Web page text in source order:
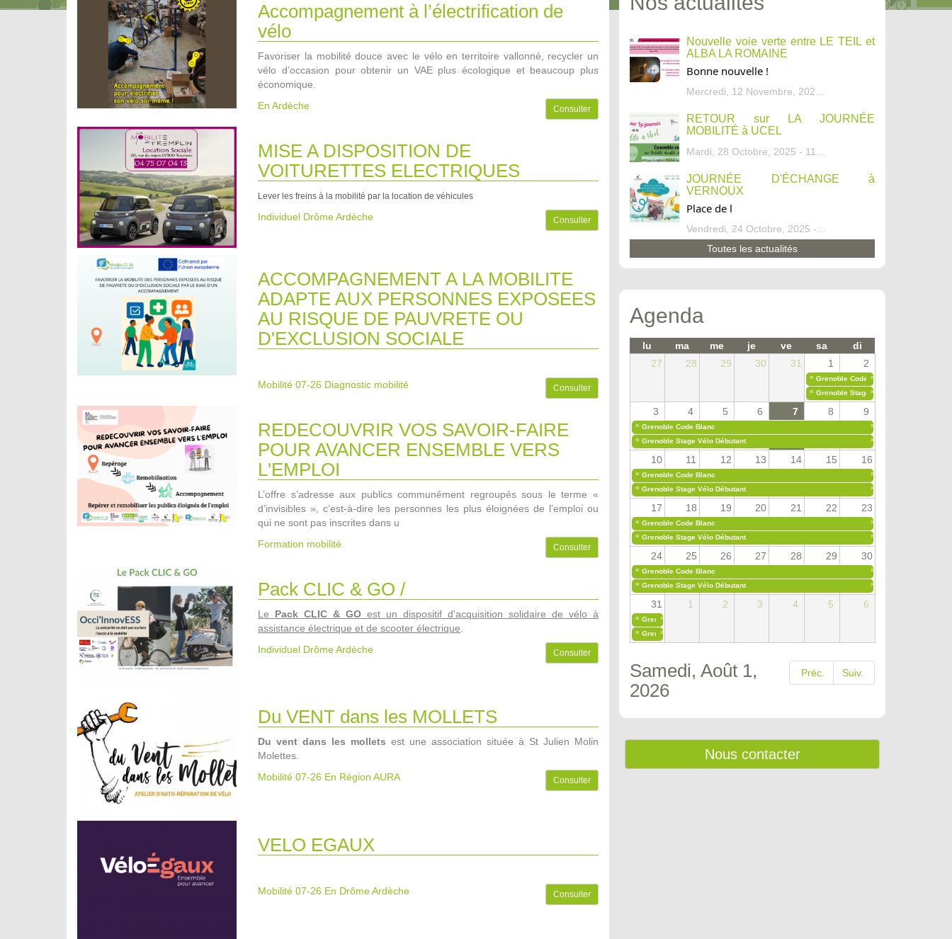
Accompagnement à l’électrification de
vélo
Favoriser la mobilité douce avec le vélo en territoire vallonné, recycler un
vélo d’occasion pour obtenir un VAE plus écologique et beaucoup plus
économique.
En Ardèche
Consulter
MISE A DISPOSITION DE
VOITURETTES ELECTRIQUES
Lever les freins à la mobilité par la location de véhicules
Individuel Drôme Ardèche Consulter
ACCOMPAGNEMENT A LA MOBILITE
ADAPTE AUX PERSONNES EXPOSEES
AU RISQUE DE PAUVRETE OU
D'EXCLUSION SOCIALE
Mobilité 07-26 Diagnostic mobilité Consulter
REDECOUVRIR VOS SAVOIR-FAIRE
POUR AVANCER ENSEMBLE VERS
L'EMPLOI
L’offre s’adresse aux publics communément regroupés sous le terme «
d’invisibles », c’est-à-dire les personnes les plus éloignées de l’emploi ou
qui ne sont pas inscrites dans u
Formation mobilité
Consulter
Pack CLIC & GO /
Le Pack CLIC & GO est un dispositif d'acquisition solidaire de vélo à
assistance électrique et de scooter électrique
Individuel Drôme Ardèche
Consulter
Du VENT dans les MOLLETS
Du vent dans les mollets est une association située à St Julien Molin
Molettes.
Mobilité 07-26 En Région AURA Consulter
VELO EGAUX
Mobilité 07-26 En Drôme Ardèche Consulter
Nouvelle voie verte entre LE TEIL et
ALBA LA ROMAINE
Bonne nouvelle !
RETOUR sur LA JOURNÉE
MOBILITÉ à UCEL
JOURNÉE D'ÉCHANGE à
VERNOUX
Place de l
Toutes les actualités
Agenda
lu ma me je ve sa
di
27
28 29 30 31 1 2
« Grenoble Code Blanc
»
« Grenoble Stage Vélo Débutant
»
3 4 5 6 7 8 9
« Grenoble Code Blanc
»
« Grenoble Stage Vélo Débutant »
10 11 12 13 14 15 16
« Grenoble Code Blanc
»
« Grenoble Stage Vélo Débutant »
17 18 19 20 21 22 23
« Grenoble Code Blanc
»
« Grenoble Stage Vélo Débutant »
24 25 26 27 28 29 30
« Grenoble Code Blanc
»
« Grenoble Stage Vélo Débutant »
31 1 2 3 4 5 6
« Grenoble Code Blanc
»
« Grenoble Stage Vélo Débutant
»
Préc. Suiv.
Samedi, Août 1,
2026
Nous contacter